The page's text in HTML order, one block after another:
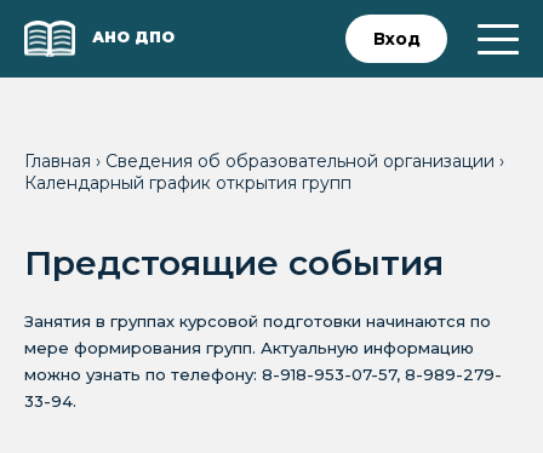
АНО ДПО Вход
Главная › Сведения об образовательной организации ›
Календарный график открытия групп
Предстоящие события
Занятия в группах курсовой подготовки начинаются по
мере формирования групп. Актуальную информацию
можно узнать по телефону: 8-918-953-07-57, 8-989-279-
33-94.